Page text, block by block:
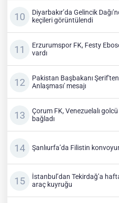
Diyarbakır’da Gelincik
keçileri görüntülendi
Erzurumspor FK, Festy
vardı
Pakistan Başbakanı
Anlaşması' mesajı
Çorum FK, Venezuelalı
bağladı
Şanlıurfa’da Filistin
İstanbul’dan Tekirdağ’a
araç kuyruğu